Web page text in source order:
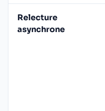
Relecture
asynchrone